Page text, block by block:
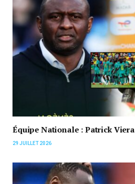
Équipe Nationale : Patrick Viera
29 JUILLET 2026